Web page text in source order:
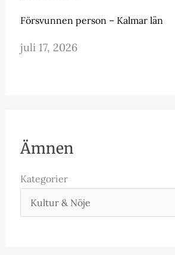
Försvunnen person – Kalmar län
juli 17, 2026
Ämnen
Kategorier